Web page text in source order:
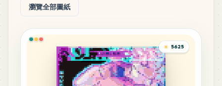
瀏覽全部圖紙
5625